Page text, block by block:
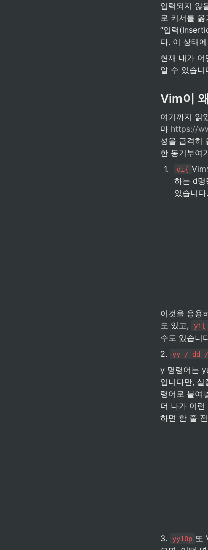
입력되지 않
로 커서를
“입력
다. 이 상태
현재 내가
알 수 있습니
Vim이
여기까지 읽
마 https://
성을 급격히
한 동기부여
1. di{ Vim
하는 d명
있습니
이것을 응용
도 있고,
yi[
수도 있습니
2.
yy / dd
y 명령어는
입니다만, 실
령어로 붙여
더 나가 이
하면 한 줄
3. yy10p 또